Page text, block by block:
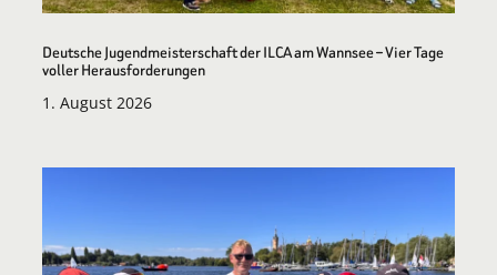
Deutsche Jugendmeisterschaft der ILCA am Wannsee – Vier Tage
voller Herausforderungen
1. August 2026